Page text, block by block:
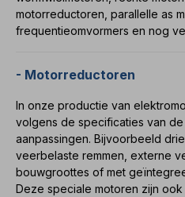
motorreductoren, parallelle as
frequentieomvormers en nog
- Motorreductoren
In onze productie van
volgens de specificaties van
aanpassingen. Bijvoorbeeld
veerbelaste remmen, externe
bouwgroottes of met
Deze speciale motoren zijn